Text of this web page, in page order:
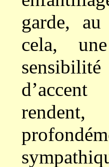
garde,
cela,